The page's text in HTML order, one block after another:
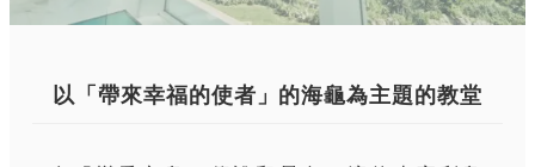
以「帶來幸福的使者」的海龜為主題的教堂